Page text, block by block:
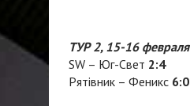
ТУР 2, 15-16 февраля
SW – Юг-Свет 2:4
Рятівник – Феникс 6:0